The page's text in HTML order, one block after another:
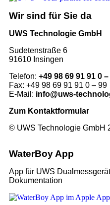
Wir sind für Sie da
UWS Technologie GmbH
Sudetenstraße 6
91610 Insingen
Telefon: +49 98 69 91 91 0 –
Fax: +49 98 69 91 91 0 – 99
E-Mail: info@uws-
Zum Kontaktformular
© UWS Technologie GmbH
WaterBoy App
App für UWS
Dokumentation